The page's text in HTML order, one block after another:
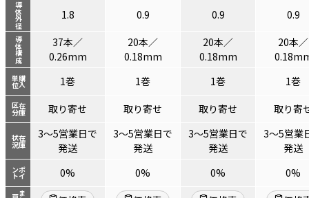
導体外径
導体構成
購入
単位
在庫
区分
在庫
状況
ポイ
ント
1.8 0.9 0.9
0.9
37本／
0.26mm
20本／
0.18mm
20本／
0.18mm
20本／
1巻
1巻 1巻
1巻
取り寄せ
取り寄せ 取り寄せ
取り寄
3～5営業日で
発送
3～5営業日で
発送
3～5営業日で
発送
3～5営業
発送
0%
0% 0%
0%